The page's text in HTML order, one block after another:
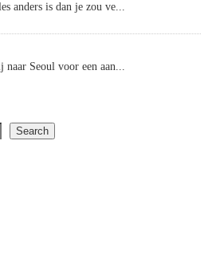
anders is dan je zou ve...
naar Seoul voor een aan...
Search